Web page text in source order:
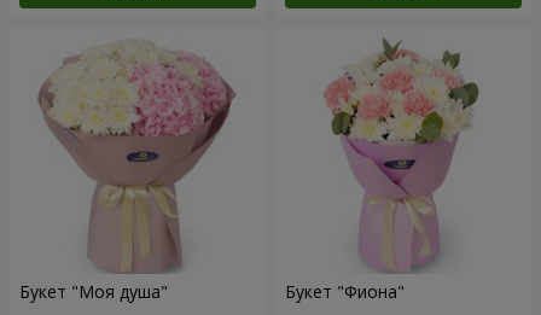
Букет "Моя душа" Букет "Фиона"